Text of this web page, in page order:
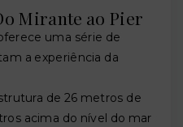
Mirante ao Pier
uma série de
a experiência da
de 26 metros de
acima do nível do mar